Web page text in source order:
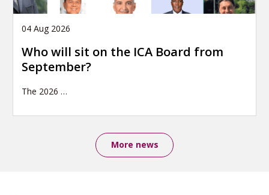
04 Aug 2026
Who will sit on the ICA Board from
September?
The 2026 …
More news